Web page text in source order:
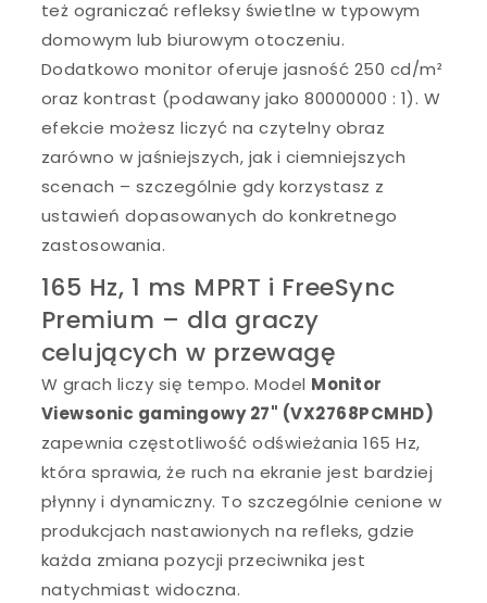
też ograniczać refleksy świetlne w typowym
domowym lub biurowym otoczeniu.
Dodatkowo monitor oferuje jasność 250 cd/m²
oraz kontrast (podawany jako 80000000 : 1). W
efekcie możesz liczyć na czytelny obraz
zarówno w jaśniejszych, jak i ciemniejszych
scenach – szczególnie gdy korzystasz z
ustawień dopasowanych do konkretnego
zastosowania.
165 Hz, 1 ms MPRT i FreeSync
Premium – dla graczy
celujących w przewagę
W grach liczy się tempo. Model Monitor
Viewsonic gamingowy 27" (VX2768PCMHD)
zapewnia częstotliwość odświeżania 165 Hz,
która sprawia, że ruch na ekranie jest bardziej
płynny i dynamiczny. To szczególnie cenione w
produkcjach nastawionych na refleks, gdzie
każda zmiana pozycji przeciwnika jest
natychmiast widoczna.